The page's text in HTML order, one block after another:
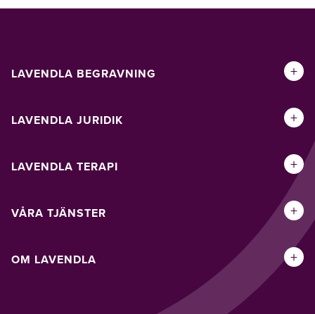
LAVENDLA BEGRAVNING +
LAVENDLA JURIDIK +
LAVENDLA TERAPI +
VÅRA TJÄNSTER +
OM LAVENDLA +